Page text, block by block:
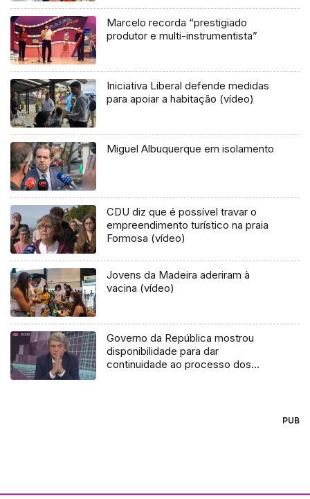
Marcelo recorda “prestigiado
produtor e multi-instrumentista”
Iniciativa Liberal defende medidas
para apoiar a habitação (vídeo)
Miguel Albuquerque em isolamento
CDU diz que é possível travar o
empreendimento turístico na praia
Formosa (vídeo)
Jovens da Madeira aderiram à
vacina (vídeo)
Governo da República mostrou
disponibilidade para dar
continuidade ao processo dos
PUB